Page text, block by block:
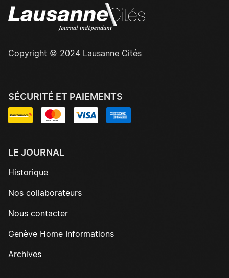
Copyright © 2024 Lausanne Cités
SÉCURITÉ ET PAIEMENTS
LE JOURNAL
Historique
Nos collaborateurs
Nous contacter
Genève Home Informations
Archives